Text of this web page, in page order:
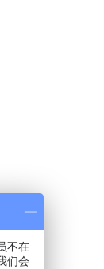
不在
们会